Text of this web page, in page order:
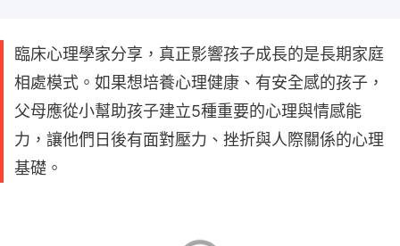
臨床心理學家分享，真正影響孩子成長的是長期家庭
相處模式。如果想培養心理健康、有安全感的孩子，
父母應從小幫助孩子建立5種重要的心理與情感能
力，讓他們日後有面對壓力、挫折與人際關係的心理
基礎。